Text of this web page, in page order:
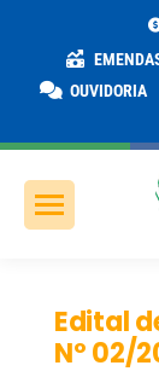
OUVIDORIA
Edital
Nº 02/